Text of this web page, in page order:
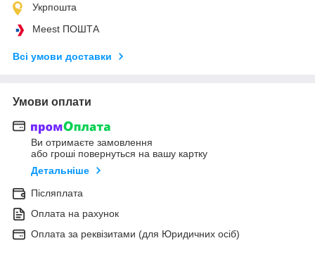
Укрпошта
Meest ПОШТА
Всі умови доставки
Умови оплати
Ви отримаєте замовлення
або гроші повернуться на вашу картку
Детальніше
Післяплата
Оплата на рахунок
Оплата за реквізитами (для Юридичних осіб)